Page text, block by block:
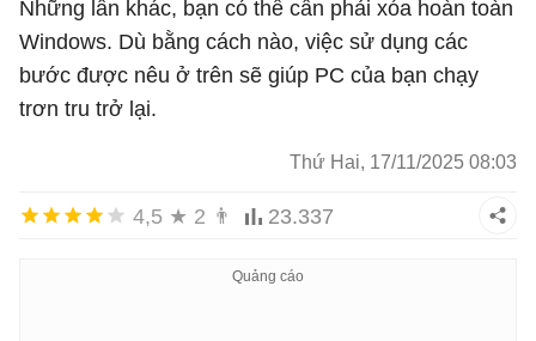
Những lần khác, bạn có thể cần phải xóa hoàn toàn
Windows. Dù bằng cách nào, việc sử dụng các
bước được nêu ở trên sẽ giúp PC của bạn chạy
trơn tru trở lại.
Thứ Hai, 17/11/2025 08:03
4,5 ★ 2 👨 23.337